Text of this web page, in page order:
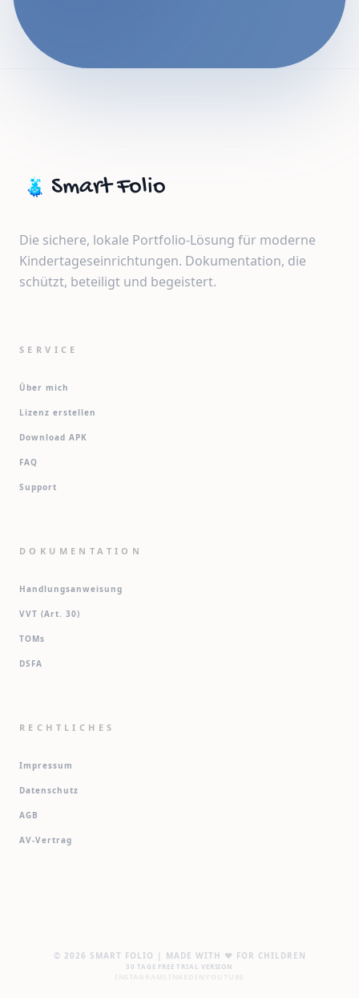
Smart Folio
Die sichere, lokale Portfolio-Lösung für moderne
Kindertageseinrichtungen. Dokumentation, die
schützt, beteiligt und begeistert.
SERVICE
Über mich
Lizenz erstellen
Download APK
FAQ
Support
DOKUMENTATION
Handlungsanweisung
VVT (Art. 30)
TOMs
DSFA
RECHTLICHES
Impressum
Datenschutz
AGB
AV-Vertrag
© 2026 SMART FOLIO | MADE WITH ❤️ FOR CHILDREN
30 TAGE FREE TRIAL VERSION